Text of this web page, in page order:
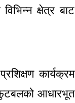
क्षेत्र बाट
कार्यक्रम
आधारभूत